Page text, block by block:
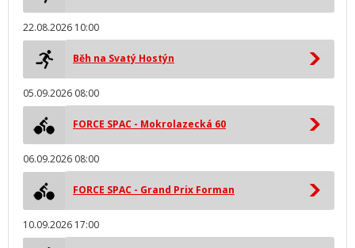
22.08.2026 10:00
Běh na Svatý Hostýn
05.09.2026 08:00
FORCE SPAC - Mokrolazecká 60
06.09.2026 08:00
FORCE SPAC - Grand Prix Forman
10.09.2026 17:00